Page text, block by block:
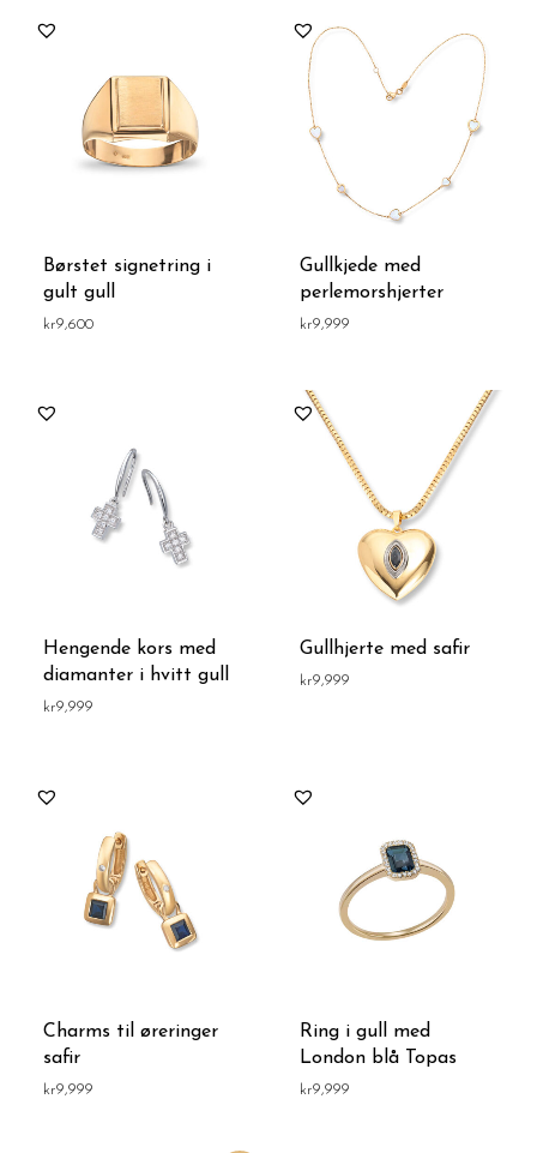
Børstet signetring i
gult gull
kr9,600
Gullkjede med
perlemorshjerter
kr9,999
Hengende kors med
diamanter i hvitt gull
kr9,999
Gullhjerte med safir
kr9,999
Charms til øreringer
safir
kr9,999
Ring i gull med
London blå Topas
kr9,999